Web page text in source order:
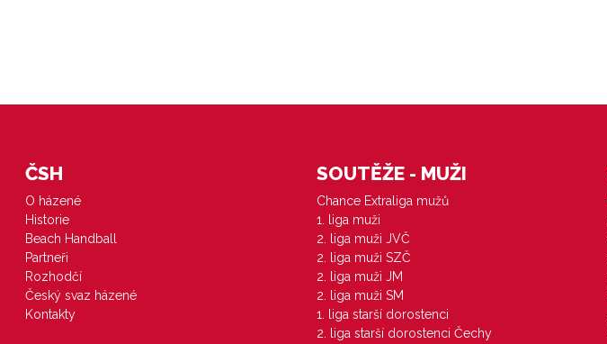
ČSH
O házené
Historie
Beach Handball
Partneři
Rozhodčí
Český svaz házené
Kontakty
SOUTĚŽE - MUŽI
Chance Extraliga mužů
1. liga muži
2. liga muži JVČ
2. liga muži SZČ
2. liga muži JM
2. liga muži SM
1. liga starší dorostenci
2. liga starší dorostenci Čechy